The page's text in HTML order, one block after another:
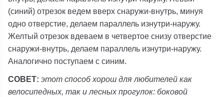
(синий) отрезок ведем вверх снаружи-внутрь, минуя
одно отверстие, делаем параллель изнутри-наружу.
Желтый отрезок вдеваем в четвертое снизу отверстие
снаружи-внутрь, делаем параллель изнутри-наружу.
Аналогично поступаем с синим.
СОВЕТ: этот способ хорош для любителей как
велосипедных, так и лесных прогулок: боковой